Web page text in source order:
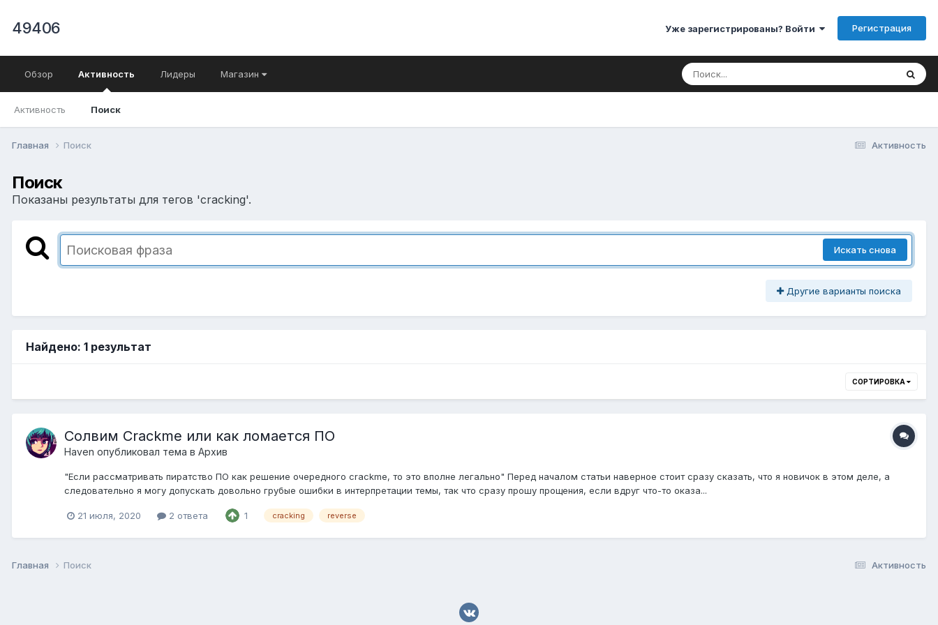
49406 Уже зарегистрированы? Войти Регистрация
Обзор Активность
Активность Поиск
Лидеры Магазин
Активность
Главная Поиск
Поиск
Показаны результаты для тегов 'cracking'.
Искать снова
Другие варианты поиска
Найдено: 1 результат
СОРТИРОВКА
Солвим Crackme или как ломается ПО
Haven опубликовал тема в Архив
"Если рассматривать пиратство ПО как решение очередного crackme, то это вполне легально" Перед началом статьи наверное стоит сразу сказать, что я новичок в этом деле, а
следовательно я могу допускать довольно грубые ошибки в интерпретации темы, так что сразу прошу прощения, если вдруг что-то оказа...
21 июля, 2020 2 ответа 1 cracking reverse
Активность
Главная Поиск